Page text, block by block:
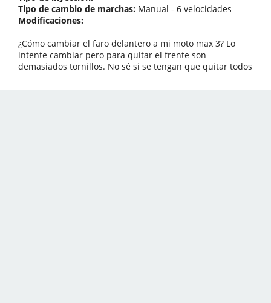
Tipo de cambio de marchas: Manual - 6 velocidades
Modificaciones:
¿Cómo cambiar el faro delantero a mi moto max 3? Lo
intente cambiar pero para quitar el frente son
demasiados tornillos. No sé si se tengan que quitar todos